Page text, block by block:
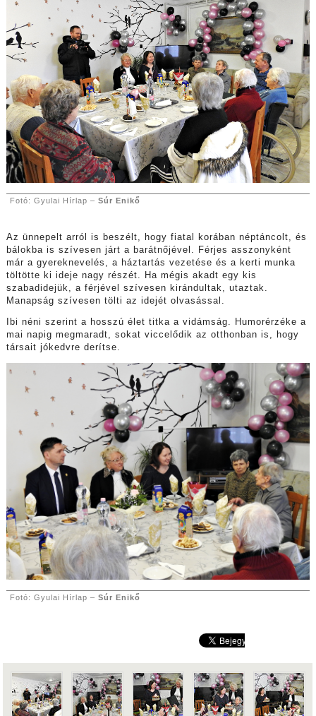
Fotó: Gyulai Hírlap – Súr Enikő
Az ünnepelt arról is beszélt, hogy fiatal korában néptáncolt, és
bálokba is szívesen járt a barátnőjével. Férjes asszonyként
már a gyereknevelés, a háztartás vezetése és a kerti munka
töltötte ki ideje nagy részét. Ha mégis akadt egy kis
szabadidejük, a férjével szívesen kirándultak, utaztak.
Manapság szívesen tölti az idejét olvasással.
Ibi néni szerint a hosszú élet titka a vidámság. Humorérzéke a
mai napig megmaradt, sokat viccelődik az otthonban is, hogy
társait jókedvre derítse.
Fotó: Gyulai Hírlap – Súr Enikő